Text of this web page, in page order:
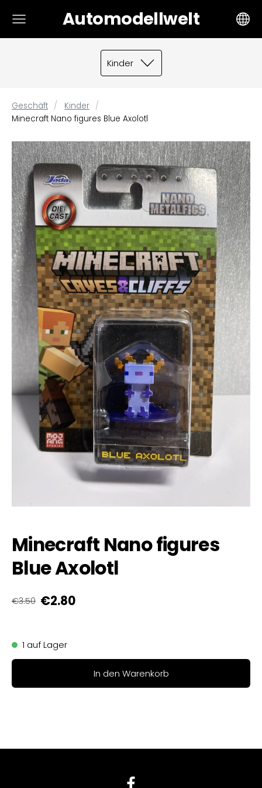
Automodellwelt
Kinder
Geschäft
Kinder
Minecraft Nano figures Blue Axolotl
Minecraft Nano figures
Blue Axolotl
€3.50 €2.80
1 auf Lager
In den Warenkorb